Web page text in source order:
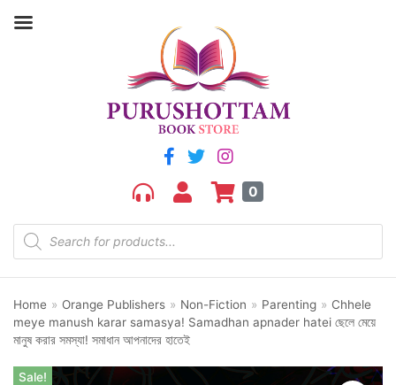
0
Home » Orange Publishers » Non-Fiction » Parenting » Chhele
meye manush karar samasya! Samadhan apnader hatei ছেলে মেয়ে
মানুষ করার সমস্যা! সমাধান আপনাদের হাতেই
Sale!